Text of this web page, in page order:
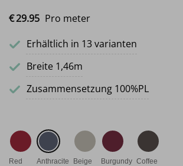
€29.95 Pro meter
Erhältlich in 13 varianten
Breite 1,46m
Zusammensetzung 100%PL
Red Anthracite Beige Burgundy Coffee